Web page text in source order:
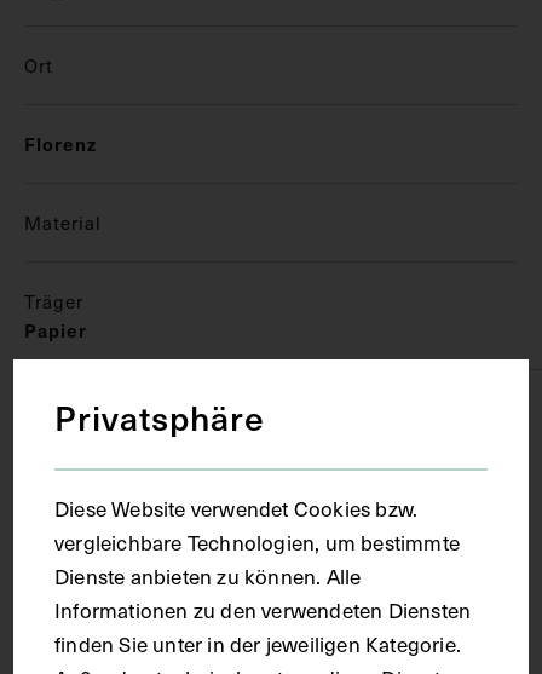
Ort
Florenz
Material
Träger
Papier
Technik
Maße
Bildmaß 40,5 x 31,7 cm
Privatsphäre
Diese Website verwendet Cookies bzw.
vergleichbare Technologien, um bestimmte
Dienste anbieten zu können. Alle
Informationen zu den verwendeten Diensten
finden Sie unter in der jeweiligen Kategorie.